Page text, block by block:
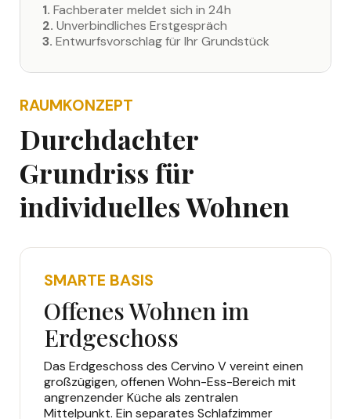
1.Fachberater meldet sich in 24h
2.Unverbindliches Erstgespräch
3.Entwurfsvorschlag für Ihr Grundstück
RAUMKONZEPT
Durchdachter
Grundriss für
individuelles Wohnen
SMARTE BASIS
Offenes Wohnen im
Erdgeschoss
Das Erdgeschoss des Cervino V vereint einen
großzügigen, offenen Wohn-Ess-Bereich mit
angrenzender Küche als zentralen
Mittelpunkt. Ein separates Schlafzimmer